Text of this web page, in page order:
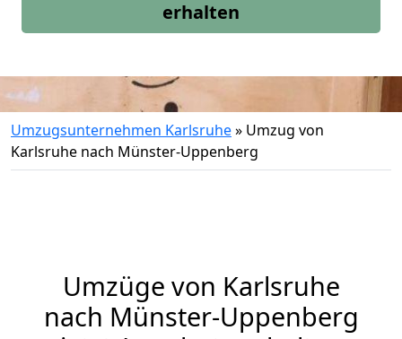
erhalten
Umzugsunternehmen Karlsruhe» Umzug von
Karlsruhe nach Münster-Uppenberg
Umzüge von Karlsruhe
nach Münster-Uppenberg